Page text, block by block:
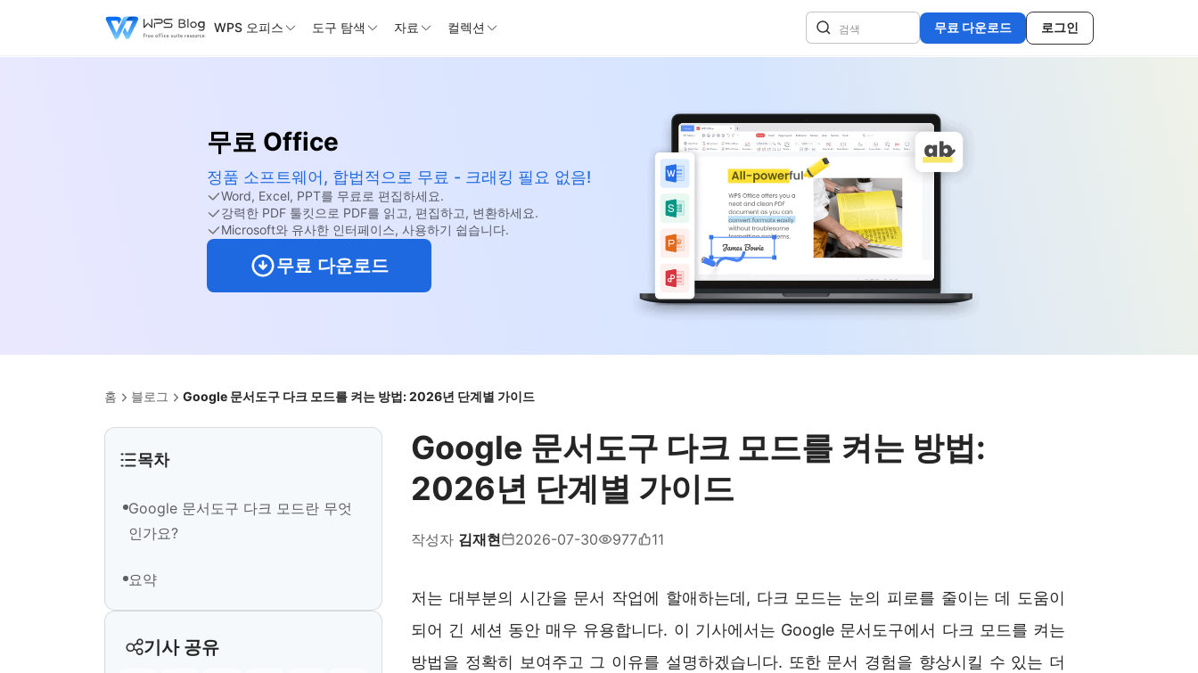
WPS 오피스 도구 탐색 자료 컬렉션 무료 다운로드 로그인
무료 Office
정품 소프트웨어, 합법적으로 무료 - 크래킹 필요 없음!
Word, Excel, PPT를 무료로 편집하세요.
강력한 PDF 툴킷으로 PDF를 읽고, 편집하고, 변환하세요.
Microsoft와 유사한 인터페이스, 사용하기 쉽습니다.
무료 다운로드
홈 블로그 Google 문서도구 다크 모드를 켜는 방법: 2026년 단계별 가이드
목차
Google 문서도구 다크 모드란 무엇
인가요?
요약
기사 공유
Google 문서도구 다크 모드를 켜는 방법:
2026년 단계별 가이드
작성자 김재현 2026-07-30 977 11
저는 대부분의 시간을 문서 작업에 할애하는데, 다크 모드는 눈의 피로를 줄이는 데 도움이
되어 긴 세션 동안 매우 유용합니다. 이 기사에서는 Google 문서도구에서 다크 모드를 켜는
방법을 정확히 보여주고 그 이유를 설명하겠습니다. 또한 문서 경험을 향상시킬 수 있는 더